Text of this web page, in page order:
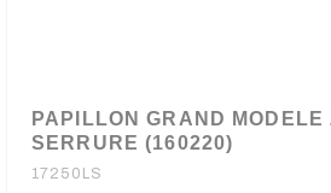
PAPILLON GRAND MODELE
SERRURE (160220)
17250LS